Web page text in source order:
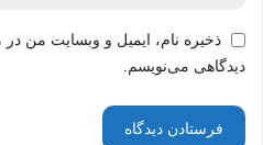
ذخیره نام، ایمیل و وبسایت من در
دیدگاهی می‌نویسم.